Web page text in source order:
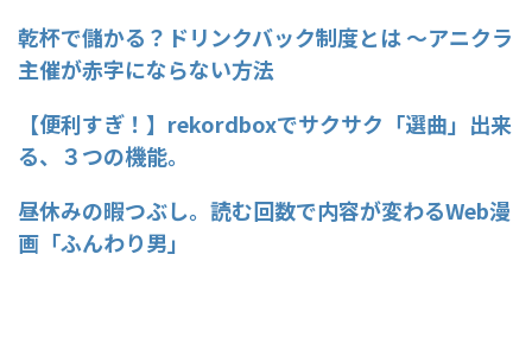
乾杯で儲かる？ドリンクバック制度とは ～アニクラ
主催が赤字にならない方法
【便利すぎ！】rekordboxでサクサク「選曲」出来
る、３つの機能。
昼休みの暇つぶし。読む回数で内容が変わるWeb漫
画「ふんわり男」